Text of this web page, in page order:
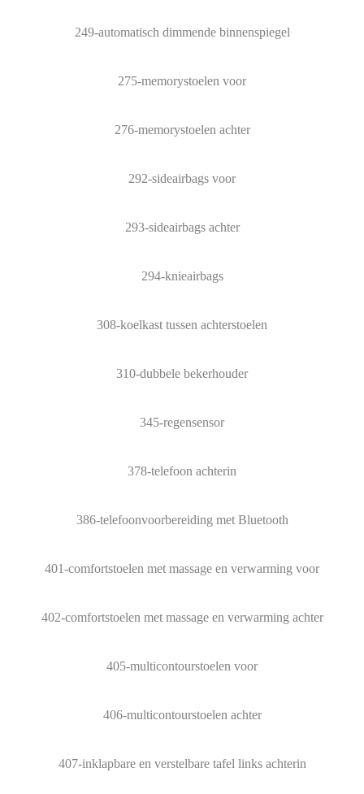
249-automatisch dimmende binnenspiegel
275-memorystoelen voor
276-memorystoelen achter
292-sideairbags voor
293-sideairbags achter
294-knieairbags
308-koelkast tussen achterstoelen
310-dubbele bekerhouder
345-regensensor
378-telefoon achterin
386-telefoonvoorbereiding met Bluetooth
401-comfortstoelen met massage en verwarming voor
402-comfortstoelen met massage en verwarming achter
405-multicontourstoelen voor
406-multicontourstoelen achter
407-inklapbare en verstelbare tafel links achterin